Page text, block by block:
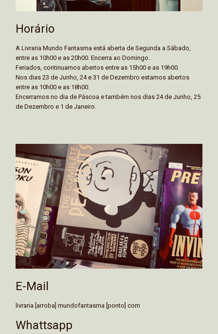
Horário
A Livraria Mundo Fantasma está aberta de Segunda a Sábado,
entre as 10h00 e as 20h00. Encerra ao Domingo.
Feriados, continuamos abertos entre as 15h00 e as 19h00.
Nos dias 23 de Junho, 24 e 31 de Dezembro estamos abertos
entre as 10h00 e as 18h00.
Encerramos no dia de Páscoa e também nos dias 24 de Junho, 25
de Dezembro e 1 de Janeiro.
E-Mail
livraria [arroba] mundofantasma [ponto] com
Whattsapp